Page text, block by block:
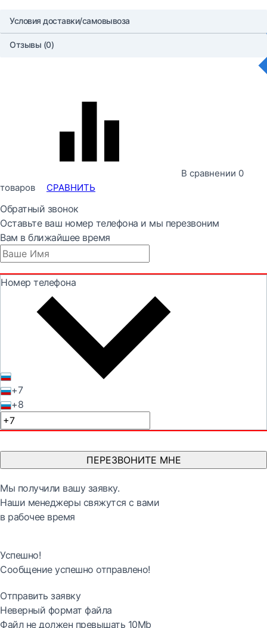
Условия доставки/самовывоза
Отзывы (0)
В сравнении 0
товаров
СРАВНИТЬ
Обратный звонок
Оставьте ваш номер телефона и мы перезвоним
Вам в ближайшее время
Номер телефона
+7
+8
ПЕРЕЗВОНИТЕ МНЕ
Мы получили вашу заявку.
Наши менеджеры свяжутся с вами
в рабочее время
Успешно!
Сообщение успешно отправлено!
Отправить заявку
Неверный формат файла
Файл не должен превышать 10Mb